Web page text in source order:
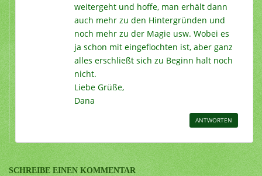
weitergeht und hoffe, man erhält dann
auch mehr zu den Hintergründen und
noch mehr zu der Magie usw. Wobei es
ja schon mit eingeflochten ist, aber ganz
alles erschließt sich zu Beginn halt noch
nicht.
Liebe Grüße,
Dana
ANTWORTEN
SCHREIBE EINEN KOMMENTAR